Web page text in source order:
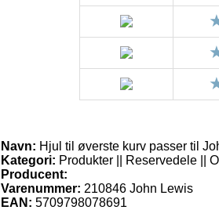
Navn: Hjul til øverste kurv passer til
Kategori: Produkter || Reservedele ||
Producent:
Varenummer: 210846 John Lewis
EAN: 5709798078691